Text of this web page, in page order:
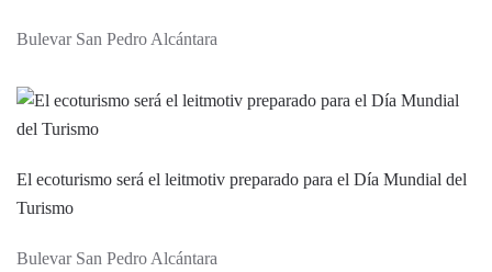
Bulevar San Pedro Alcántara
El ecoturismo será el leitmotiv preparado para el Día Mundial del
Turismo
Bulevar San Pedro Alcántara